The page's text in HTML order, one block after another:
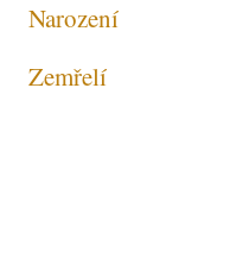
Narození
Zemřelí